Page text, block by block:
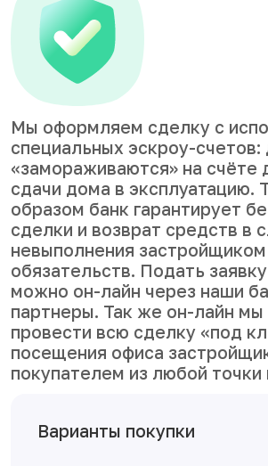
Мы оформляем сделку с
специальных эскроу-счетов:
«замораживаются» на счёте
сдачи дома в эксплуатацию.
образом банк гарантирует
сделки и возврат средств в
невыполнения застройщиком
обязательств. Подать
можно он-лайн через наши
партнеры. Так же он-лайн
провести всю сделку «под
посещения офиса
покупателем из любой точки
Варианты покупки